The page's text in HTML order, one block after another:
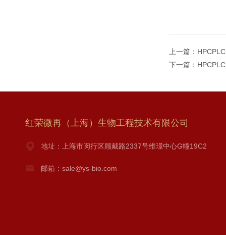
上一篇：
下一篇：
红荣微再（上海）生物工程技术有限公司
地址：上海市闵行区顾戴路2337号维璟中心G幢19C2
邮箱：sale@ys-bio.com